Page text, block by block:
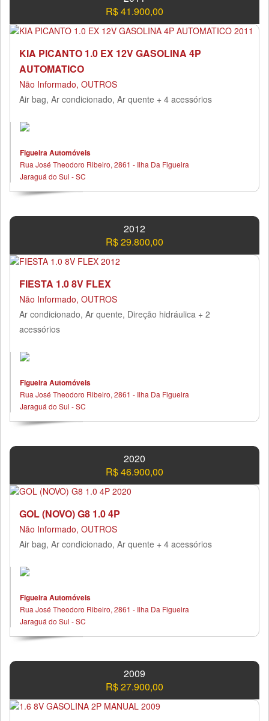
R$ 41.900,00
KIA PICANTO 1.0 EX 12V GASOLINA 4P
AUTOMATICO
Não Informado, OUTROS
Air bag, Ar condicionado, Ar quente + 4 acessórios
Figueira Automóveis
Rua José Theodoro Ribeiro, 2861 - Ilha Da Figueira
Jaraguá do Sul - SC
2012
R$ 29.800,00
FIESTA 1.0 8V FLEX
Não Informado, OUTROS
Ar condicionado, Ar quente, Direção hidráulica + 2
acessórios
Figueira Automóveis
Rua José Theodoro Ribeiro, 2861 - Ilha Da Figueira
Jaraguá do Sul - SC
2020
R$ 46.900,00
GOL (NOVO) G8 1.0 4P
Não Informado, OUTROS
Air bag, Ar condicionado, Ar quente + 4 acessórios
Figueira Automóveis
Rua José Theodoro Ribeiro, 2861 - Ilha Da Figueira
Jaraguá do Sul - SC
2009
R$ 27.900,00